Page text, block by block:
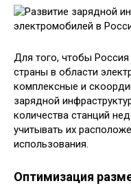
Для того, чтобы
страны в области
комплексные и
зарядной
количества станций
учитывать их
использования.
Оптимизация